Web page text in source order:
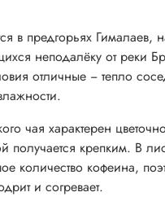
в предгорьях Гималаев,
неподалёку от реки
отличные − тепло
чая характерен
получается крепким. В
количество кофеина,
и согревает.